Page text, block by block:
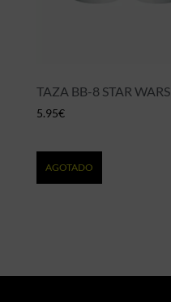
TAZA BB-8 STAR WARS
5.95€
AGOTADO